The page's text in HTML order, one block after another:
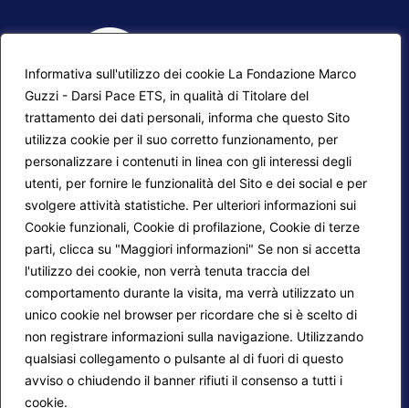
Informativa sull'utilizzo dei cookie La Fondazione Marco
Guzzi - Darsi Pace ETS, in qualità di Titolare del
trattamento dei dati personali, informa che questo Sito
utilizza cookie per il suo corretto funzionamento, per
personalizzare i contenuti in linea con gli interessi degli
utenti, per fornire le funzionalità del Sito e dei social e per
svolgere attività statistiche. Per ulteriori informazioni sui
Cookie funzionali, Cookie di profilazione, Cookie di terze
parti, clicca su "Maggiori informazioni" Se non si accetta
l'utilizzo dei cookie, non verrà tenuta traccia del
comportamento durante la visita, ma verrà utilizzato un
unico cookie nel browser per ricordare che si è scelto di
non registrare informazioni sulla navigazione. Utilizzando
qualsiasi collegamento o pulsante al di fuori di questo
avviso o chiudendo il banner rifiuti il consenso a tutti i
cookie.
Mappa del sito
Progetti Darsi Pace
Login redattori
Calendario corsi
Privacy Policy
Cookie Policy
Seguici su: